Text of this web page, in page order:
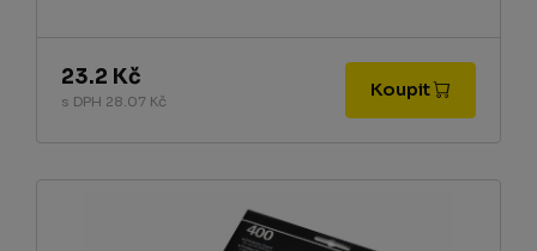
23.2 Kč
s DPH 28.07 Kč
Koupit